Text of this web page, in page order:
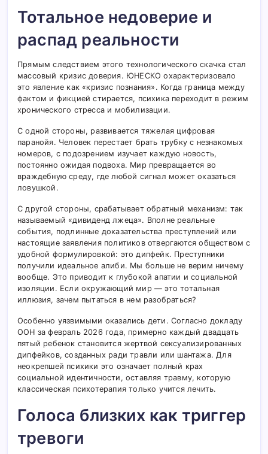
Тотальное недоверие и
распад реальности
Прямым следствием этого технологического скачка стал
массовый кризис доверия. ЮНЕСКО охарактеризовало
это явление как «кризис познания». Когда граница между
фактом и фикцией стирается, психика переходит в режим
хронического стресса и мобилизации.
С одной стороны, развивается тяжелая цифровая
паранойя. Человек перестает брать трубку с незнакомых
номеров, с подозрением изучает каждую новость,
постоянно ожидая подвоха. Мир превращается во
враждебную среду, где любой сигнал может оказаться
ловушкой.
С другой стороны, срабатывает обратный механизм: так
называемый «дивиденд лжеца». Вполне реальные
события, подлинные доказательства преступлений или
настоящие заявления политиков отвергаются обществом с
удобной формулировкой: это дипфейк. Преступники
получили идеальное алиби. Мы больше не верим ничему
вообще. Это приводит к глубокой апатии и социальной
изоляции. Если окружающий мир — это тотальная
иллюзия, зачем пытаться в нем разобраться?
Особенно уязвимыми оказались дети. Согласно докладу
ООН за февраль 2026 года, примерно каждый двадцать
пятый ребенок становится жертвой сексуализированных
дипфейков, созданных ради травли или шантажа. Для
неокрепшей психики это означает полный крах
социальной идентичности, оставляя травму, которую
классическая психотерапия только учится лечить.
Голоса близких как триггер
тревоги